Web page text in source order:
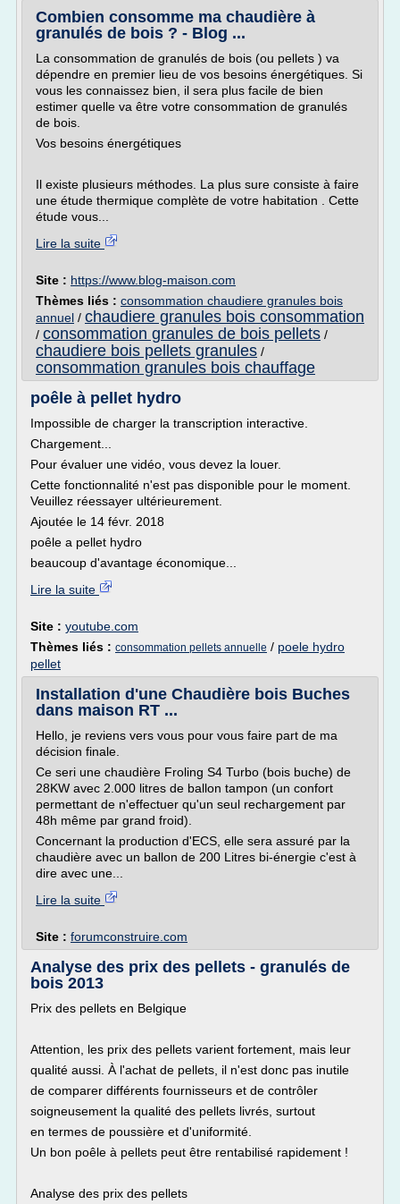
Combien consomme ma chaudière à
granulés de bois ? - Blog ...
La consommation de granulés de bois (ou pellets ) va
dépendre en premier lieu de vos besoins énergétiques. Si
vous les connaissez bien, il sera plus facile de bien
estimer quelle va être votre consommation de granulés
de bois.
Vos besoins énergétiques
Il existe plusieurs méthodes. La plus sure consiste à faire
une étude thermique complète de votre habitation . Cette
étude vous...
Lire la suite
Site : https://www.blog-maison.com
Thèmes liés : consommation chaudiere granules bois
annuel / chaudiere granules bois consommation
/ consommation granules de bois pellets /
chaudiere bois pellets granules /
consommation granules bois chauffage
poêle à pellet hydro
Impossible de charger la transcription interactive.
Chargement...
Pour évaluer une vidéo, vous devez la louer.
Cette fonctionnalité n'est pas disponible pour le moment.
Veuillez réessayer ultérieurement.
Ajoutée le 14 févr. 2018
poêle a pellet hydro
beaucoup d'avantage économique...
Lire la suite
Site : youtube.com
Thèmes liés : consommation pellets annuelle / poele hydro
pellet
Installation d'une Chaudière bois Buches
dans maison RT ...
Hello, je reviens vers vous pour vous faire part de ma
décision finale.
Ce seri une chaudière Froling S4 Turbo (bois buche) de
28KW avec 2.000 litres de ballon tampon (un confort
permettant de n'effectuer qu'un seul rechargement par
48h même par grand froid).
Concernant la production d'ECS, elle sera assuré par la
chaudière avec un ballon de 200 Litres bi-énergie c'est à
dire avec une...
Lire la suite
Site : forumconstruire.com
Analyse des prix des pellets - granulés de
bois 2013
Prix des pellets en Belgique
Attention, les prix des pellets varient fortement, mais leur
qualité aussi. À l'achat de pellets, il n'est donc pas inutile
de comparer différents fournisseurs et de contrôler
soigneusement la qualité des pellets livrés, surtout
en termes de poussière et d'uniformité.
Un bon poêle à pellets peut être rentabilisé rapidement !
Analyse des prix des pellets